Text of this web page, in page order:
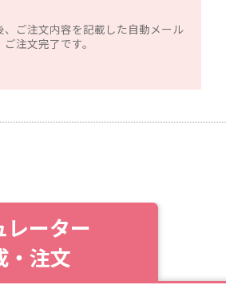
、ご注文内容を記載した自動メール
注文完了です。
レーター
・注文